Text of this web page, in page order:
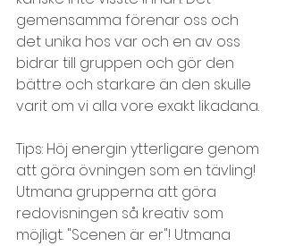
gemensamma förenar oss och
det unika hos var och en av oss
bidrar till gruppen och gör den
bättre och starkare än den skulle
varit om vi alla vore exakt likadana.
Tips: Höj energin ytterligare genom
att göra övningen som en tävling!
Utmana grupperna att göra
redovisningen så kreativ som
möjligt. "Scenen är er"! Utmana